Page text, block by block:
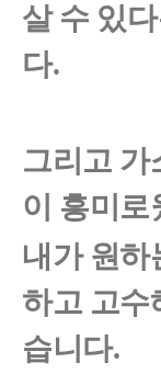
살 수 있
다.
그리고 가
이 흥미로
내가 원하
하고 고수
습니다.